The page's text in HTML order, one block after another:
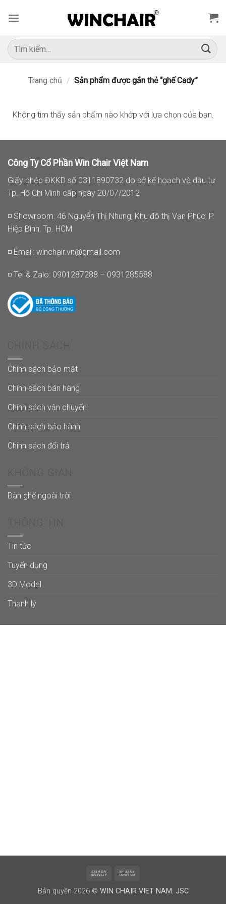
qua
dung
Tìm
kiếm:
Trang chủ / Sản phẩm được gắn thẻ “ghế Cady”
Không tìm thấy sản phẩm nào khớp với lựa chọn của bạn.
Công Ty Cổ Phần Win Chair Việt Nam
Giấy phép ĐKKD số 0311890732 do sở kế hoạch và đầu tư
Tp. Hồ Chí Minh cấp ngày 20/07/2012
◽ Showroom: 46 Nguyễn Thị Nhung, Khu đô thị Vạn Phúc, P.
Hiệp Bình, Tp. HCM
◽ Email: winchair.vn@gmail.com
◽ Tel & Zalo: 0901287288 – 0931285588
Chính sách bảo mật
Chính sách bán hàng
Chính sách vận chuyển
Chính sách bảo hành
Chính sách đổi trả
Bàn ghế ngoài trời
Tin tức
Tuyển dụng
3D Model
Thanh lý
Cash
Delivery
Bản quyền 2026 © WIN CHAIR VIET NAM. JSC